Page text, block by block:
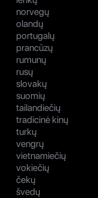
norvegų
olandų
portugalų
prancūzų
rumunų
rusų
slovakų
suomių
tailandiečių
tradicinė kinų
turkų
vengrų
vietnamiečių
vokiečių
čekų
švedų